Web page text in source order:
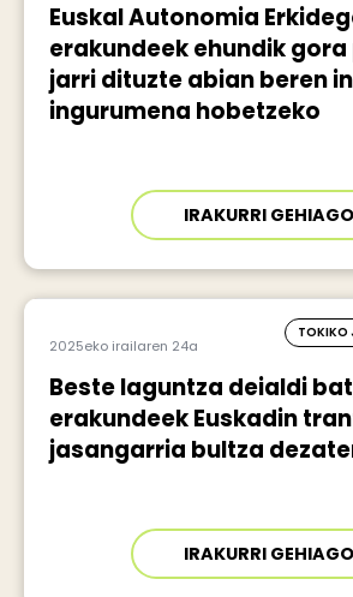
Euskal Autonomia
erakundeek ehundik
jarri dituzte abian beren
ingurumena hobetzeko
IRAKURRI GEHIAGO
2025eko irailaren 24a
TOKIKO
Beste laguntza deialdi
erakundeek Euskadin
jasangarria bultza
IRAKURRI GEHIAGO